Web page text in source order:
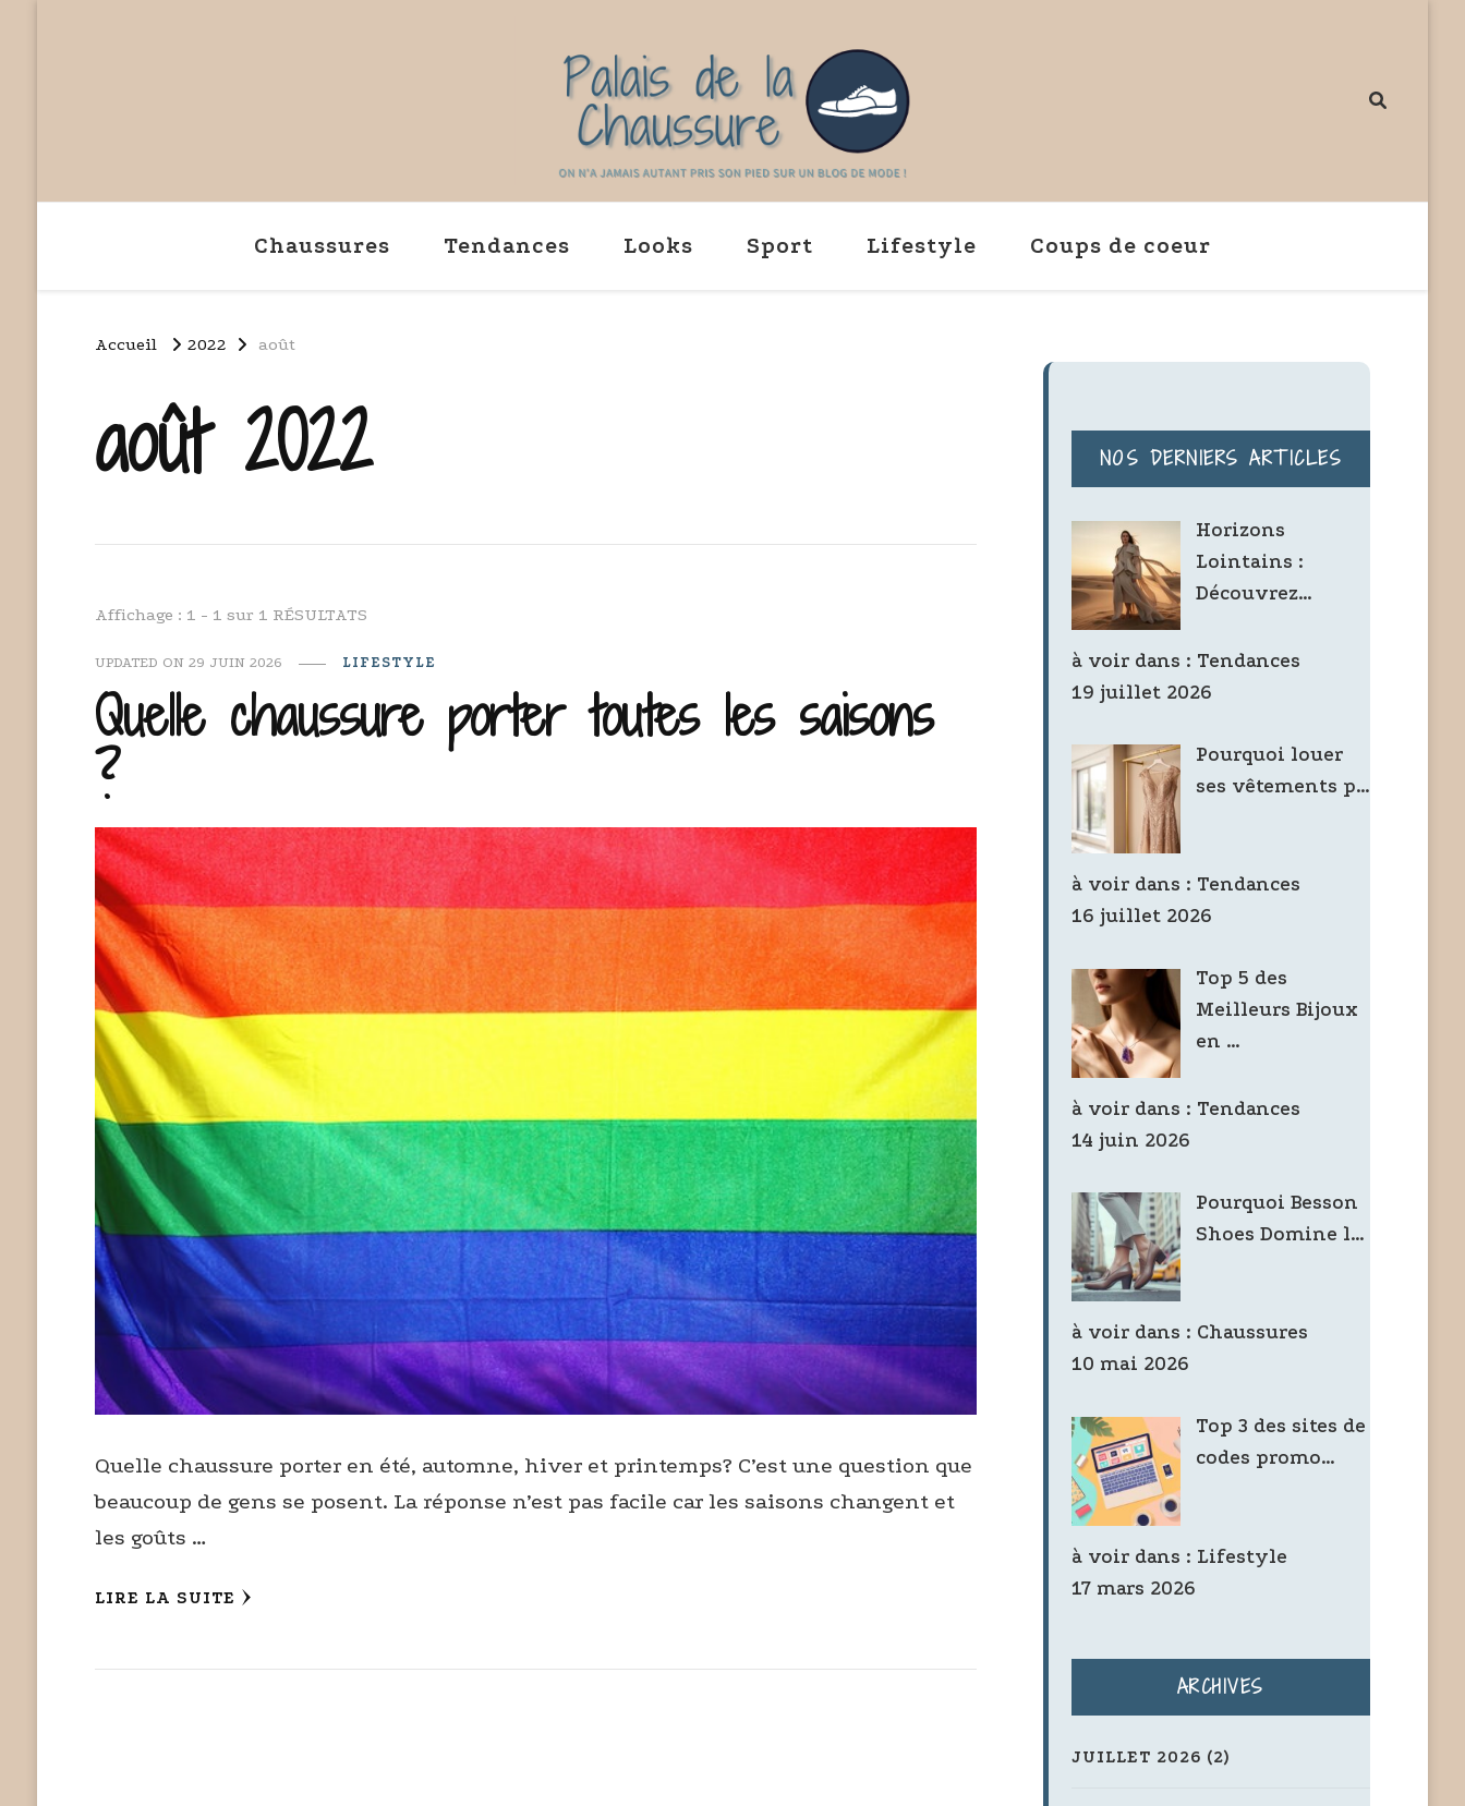
Palaisdelachaussure
On na jamais autant pris son pied sur un blog de mode
Chaussures Tendances Looks Sport Lifestyle Coups de coeur
Accueil 2022 août
août 2022
Affichage : 1 - 1 sur 1 RÉSULTATS
UPDATED ON29 JUIN 2026 LIFESTYLE
Quelle chaussure porter toutes les saisons
?
Quelle chaussure porter en été, automne, hiver et printemps? C’est une question que
beaucoup de gens se posent. La réponse n’est pas facile car les saisons changent et
les goûts …
LIRE LA SUITE
NOS DERNIERS ARTICLES
Horizons
Lointains :
Découvrez…
à voir dans : Tendances
19 juillet 2026
Pourquoi louer
ses vêtements p…
à voir dans : Tendances
16 juillet 2026
Top 5 des
Meilleurs Bijoux
en …
à voir dans : Tendances
14 juin 2026
Pourquoi Besson
Shoes Domine l…
à voir dans : Chaussures
10 mai 2026
Top 3 des sites de
codes promo…
à voir dans : Lifestyle
17 mars 2026
ARCHIVES
JUILLET 2026 (2)